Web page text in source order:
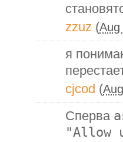
zzuz (Aug
я
cjcod (
Сперва
"Allow